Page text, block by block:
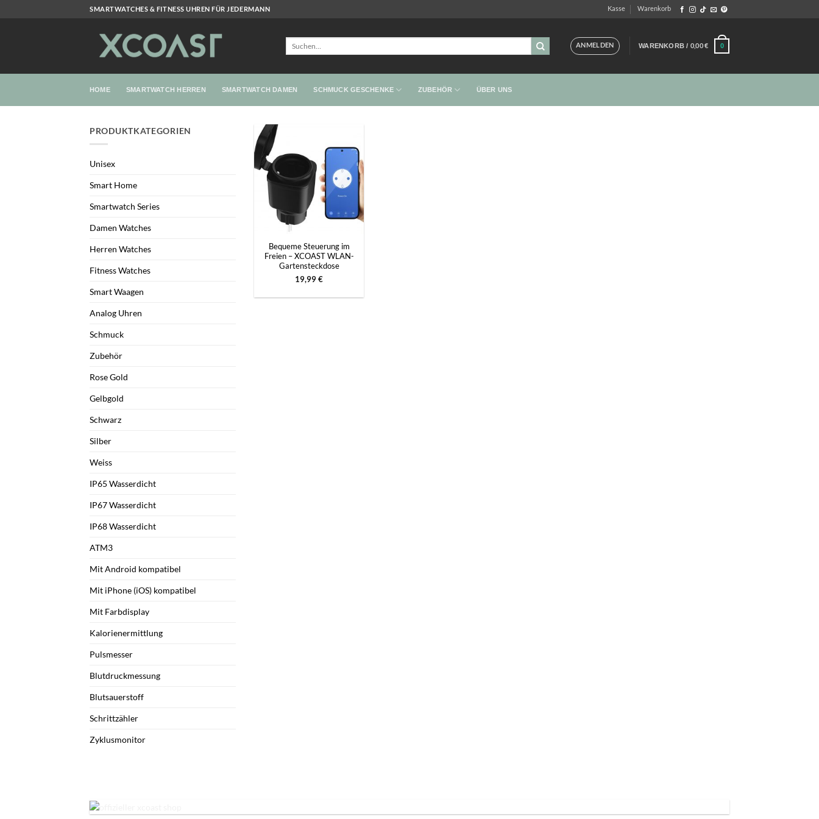
SMARTWATCHES & FITNESS UHREN FÜR JEDERMANN Kasse Warenkorb
Suchen
ANMELDEN WARENKORB / 0,00€ 0
HOME SMARTWATCH HERREN SMARTWATCH DAMEN SCHMUCK GESCHENKE ZUBEHÖR ÜBER UNS
PRODUKTKATEGORIEN
Unisex
Smart Home
Smartwatch Series
Damen Watches
Herren Watches
Fitness Watches
Smart Waagen
Analog Uhren
Schmuck
Zubehör
Rose Gold
Gelbgold
Schwarz
Silber
Weiss
IP65 Wasserdicht
IP67 Wasserdicht
IP68 Wasserdicht
ATM3
Mit Android kompatibel
Mit iPhone (iOS) kompatibel
Mit Farbdisplay
Kalorienermittlung
Pulsmesser
Blutdruckmessung
Blutsauerstoff
Schrittzähler
Zyklusmonitor
Bequeme Steuerung im
Freien – XCOAST WLAN-
Gartensteckdose
19,99€